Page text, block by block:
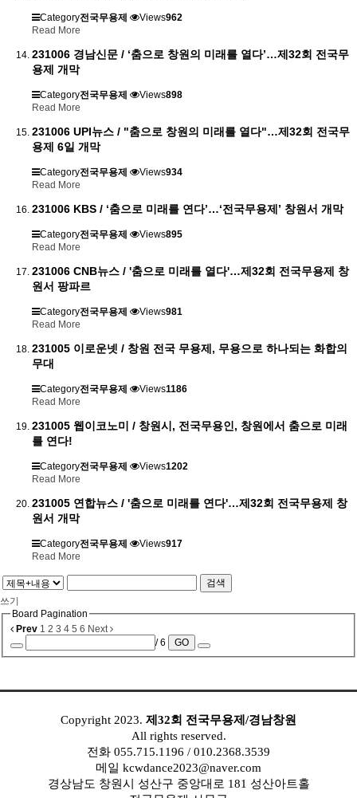
Category전국무용제 Views962
Read More
231006 경남신문 / ‘춤으로 창원의 미래를 열다’…제32회 전국무
용제 개막
Category전국무용제 Views898
Read More
231006 UPI뉴스 / "춤으로 창원의 미래를 열다"…제32회 전국무
용제 6일 개막
Category전국무용제 Views934
Read More
231006 KBS / ‘춤으로 미래를 연다’…‘전국무용제’ 창원서 개막
Category전국무용제 Views895
Read More
231006 CNB뉴스 / '춤으로 미래를 열다'…제32회 전국무용제 창
원서 팡파르
Category전국무용제 Views981
Read More
231005 이로운넷 / 창원 전국 무용제, 무용으로 하나되는 화합의
무대
Category전국무용제 Views1186
Read More
231005 웹이코노미 / 창원시, 전국무용인, 창원에서 춤으로 미래
를 연다!
Category전국무용제 Views1202
Read More
231005 연합뉴스 / '춤으로 미래를 연다'…제32회 전국무용제 창
원서 개막
Category전국무용제 Views917
Read More
검색
쓰기
Board Pagination
Prev 1 2 3 4 5 6 Next
/ 6
GO
Copyright 2023. 제32회 전국무용제/경남창원
All rights reserved.
전화 055.715.1196 / 010.2368.3539
메일 kcwdance2023@naver.com
경상남도 창원시 성산구 중앙대로 181 성산아트홀